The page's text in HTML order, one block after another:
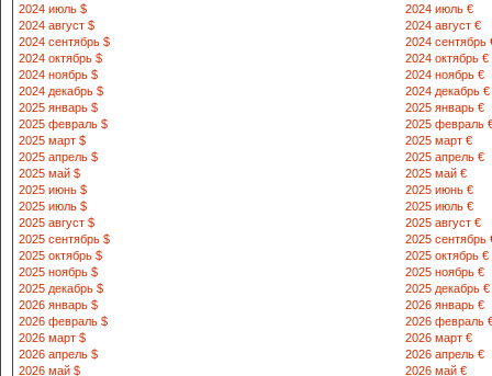
2024 июль $
2024 июль €
2024 август $
2024 август €
2024 сентябрь $
2024 сентябрь
2024 октябрь $
2024 октябрь €
2024 ноябрь $
2024 ноябрь €
2024 декабрь $
2024 декабрь €
2025 январь $
2025 январь €
2025 февраль $
2025 февраль
2025 март $
2025 март €
2025 апрель $
2025 апрель €
2025 май $
2025 май €
2025 июнь $
2025 июнь €
2025 июль $
2025 июль €
2025 август $
2025 август €
2025 сентябрь $
2025 сентябрь
2025 октябрь $
2025 октябрь €
2025 ноябрь $
2025 ноябрь €
2025 декабрь $
2025 декабрь €
2026 январь $
2026 январь €
2026 февраль $
2026 февраль
2026 март $
2026 март €
2026 апрель $
2026 апрель €
2026 май $
2026 май €